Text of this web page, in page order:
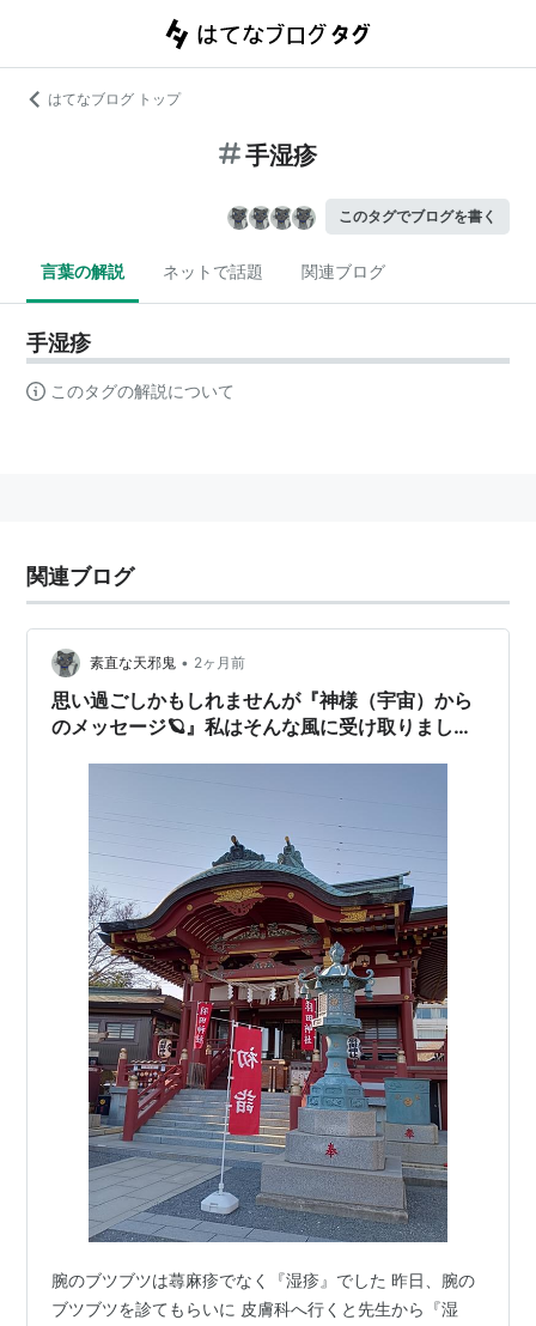
はてなブログ トップ
手湿疹
このタグでブログを書く
言葉の解説 ネットで話題 関連ブログ
手湿疹
このタグの解説について
関連ブログ
素直な天邪鬼 • 2ヶ月前
思い過ごしかもしれませんが『神様（宇宙）から
のメッセージ🪐』私はそんな風に受け取りました
腕のブツブツは蕁麻疹でなく『湿疹』でした 昨日、腕の
ブツブツを診てもらいに 皮膚科へ行くと先生から『湿